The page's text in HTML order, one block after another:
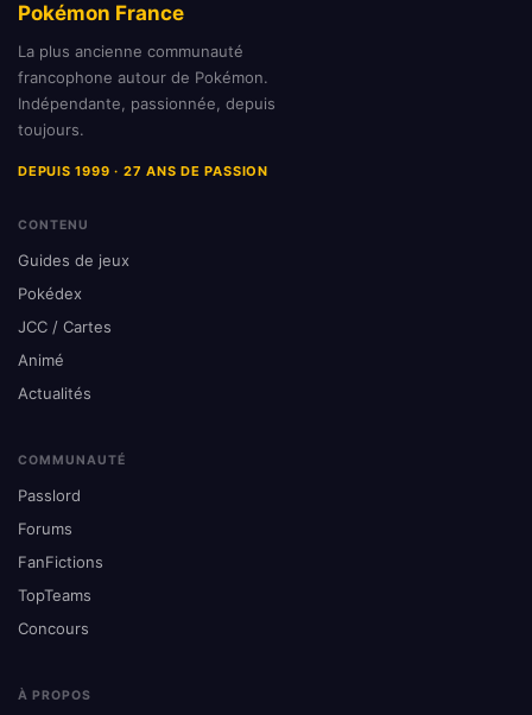
Pokémon France
La plus ancienne communauté
francophone autour de Pokémon.
Indépendante, passionnée, depuis
toujours.
DEPUIS 1999 · 27 ANS DE PASSION
CONTENU
Guides de jeux
Pokédex
JCC / Cartes
Animé
Actualités
COMMUNAUTÉ
Passlord
Forums
FanFictions
TopTeams
Concours
À PROPOS